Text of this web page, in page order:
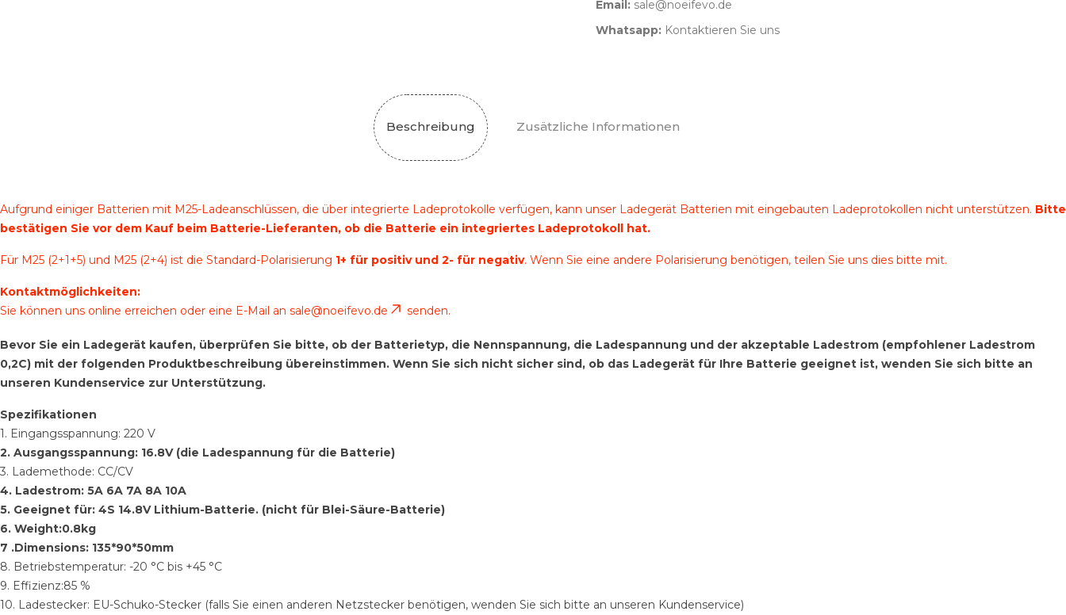
Email: sale@noeifevo.de
Whatsapp: Kontaktieren Sie uns
Beschreibung Zusätzliche Informationen
Aufgrund einiger Batterien mit M25-Ladeanschlüssen, die über integrierte Ladeprotokolle verfügen, kann unser Ladegerät Batterien mit eingebauten Ladeprotokollen nicht unterstützen. Bitte
bestätigen Sie vor dem Kauf beim Batterie-Lieferanten, ob die Batterie ein integriertes Ladeprotokoll hat.
Für M25 (2+1+5) und M25 (2+4) ist die Standard-Polarisierung 1+ für positiv und 2- für negativ. Wenn Sie eine andere Polarisierung benötigen, teilen Sie uns dies bitte mit.
Kontaktmöglichkeiten:
Sie können uns online erreichen oder eine E-Mail an sale@noeifevo.de senden.
Bevor Sie ein Ladegerät kaufen, überprüfen Sie bitte, ob der Batterietyp, die Nennspannung, die Ladespannung und der akzeptable Ladestrom (empfohlener Ladestrom
0,2C) mit der folgenden Produktbeschreibung übereinstimmen. Wenn Sie sich nicht sicher sind, ob das Ladegerät für Ihre Batterie geeignet ist, wenden Sie sich bitte an
unseren Kundenservice zur Unterstützung.
Spezifikationen
1. Eingangsspannung: 220 V
2. Ausgangsspannung: 16.8V (die Ladespannung für die Batterie)
3. Lademethode: CC/CV
4. Ladestrom: 5A 6A 7A 8A 10A
5. Geeignet für: 4S 14.8V Lithium-Batterie. (nicht für Blei-Säure-Batterie)
6. Weight:0.8kg
7 .Dimensions: 135*90*50mm
8. Betriebstemperatur: -20 °C bis +45 °C
9. Effizienz:85 %
10. Ladestecker: EU-Schuko-Stecker (falls Sie einen anderen Netzstecker benötigen, wenden Sie sich bitte an unseren Kundenservice)